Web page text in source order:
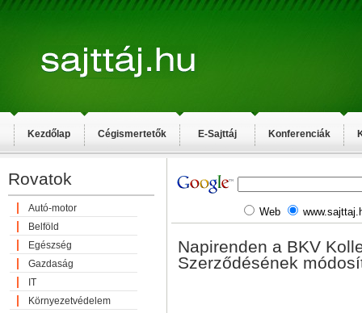
Kezdőlap Cégismertetők E-Sajttáj Konferenciák
Rovatok
Autó-motor
Belföld
Egészség
Gazdaság
IT
Környezetvédelem
Web
Napirenden a BKV
Szerződésének